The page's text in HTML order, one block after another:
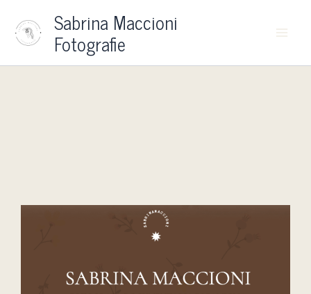
contenuto
Sabrina Maccioni
Fotografie